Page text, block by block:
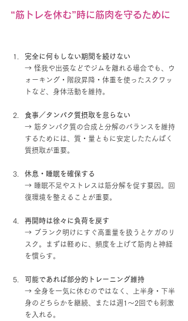
“筋トレを休む”時に筋肉を守るために
完全に何もしない期間を続けない
→ 怪我や出張などでジムを離れる場合でも、ウ
ォーキング・階段昇降・体重を使ったスクワッ
トなど、身体活動を維持。
食事／タンパク質摂取を怠らない
→ 筋タンパク質の合成と分解のバランスを維持
するためには、質・量ともに安定したたんぱく
質摂取が重要。
休息・睡眠を確保する
→ 睡眠不足やストレスは筋分解を促す要因。回
復環境を整えることが重要。
再開時は徐々に負荷を戻す
→ ブランク明けにすぐ高重量を扱うとケガのリ
スク。まずは軽めに、頻度を上げて筋肉と神経
を慣らす。
可能であれば部分的トレーニング維持
→ 全身を一気に休むのではなく、上半身・下半
身のどちらかを継続、または週1〜2回でも刺激
を入れる。